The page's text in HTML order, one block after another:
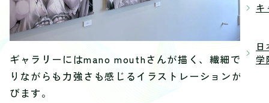
キ
学
ギャラリーにはmano mouthさんが描く、繊細であ
りながらも力強さも感じるイラストレーションが並
びます。